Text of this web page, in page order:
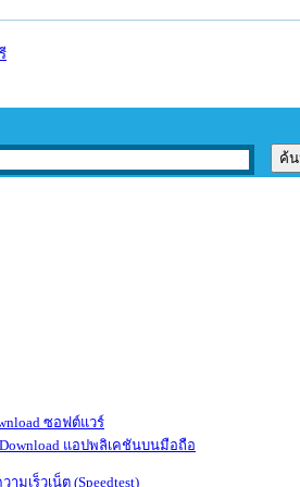
ซอฟต์แวร์
แอปพลิเคชันบนมือถือ
ามเร็วเน็ต (Speedtest)